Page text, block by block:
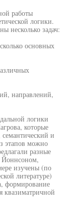
работы
логики.
несколько задач:
основных
направлений,
логики
которые
и
этапов можно
разные
изучены (по
литературе)
формирование
квазиматричной